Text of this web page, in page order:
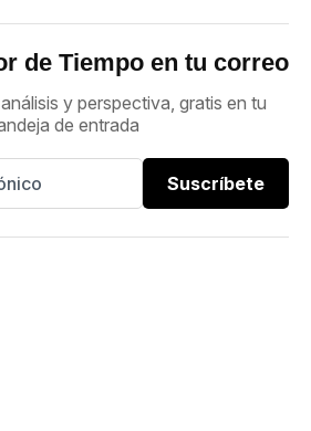
de Tiempo en tu correo
y perspectiva, gratis en tu
de entrada
Suscríbete